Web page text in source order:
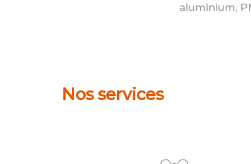
aluminium,
Nos services